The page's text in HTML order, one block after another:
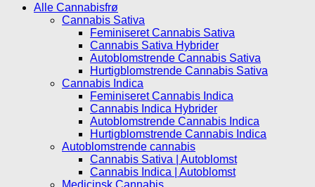
Alle Cannabisfrø
Cannabis Sativa
Feminiseret Cannabis Sativa
Cannabis Sativa Hybrider
Autoblomstrende Cannabis Sativa
Hurtigblomstrende Cannabis Sativa
Cannabis Indica
Feminiseret Cannabis Indica
Cannabis Indica Hybrider
Autoblomstrende Cannabis Indica
Hurtigblomstrende Cannabis Indica
Autoblomstrende cannabis
Cannabis Sativa | Autoblomst
Cannabis Indica | Autoblomst
Medicinsk Cannabis